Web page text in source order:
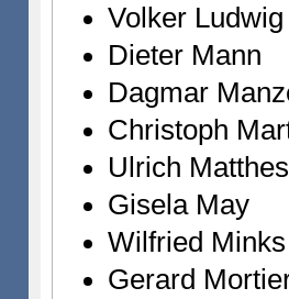
Volker Ludwig
Dieter Mann
Dagmar
Christoph
Ulrich Matthes
Gisela May
Wilfried Minks
Gerard